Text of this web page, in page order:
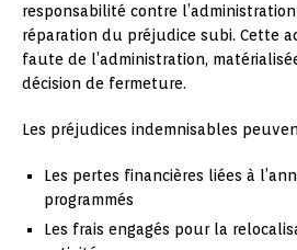
responsabilité contre
réparation du préjudice subi. Cette
faute de l’administration,
décision de fermeture.
Les préjudices indemnisables
Les pertes financières liées à
programmés
Les frais engagés pour la